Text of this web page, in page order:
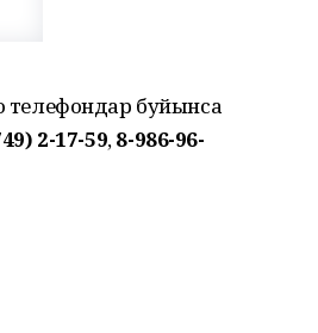
телефондар буйынса
2-17-59,8-986-96-